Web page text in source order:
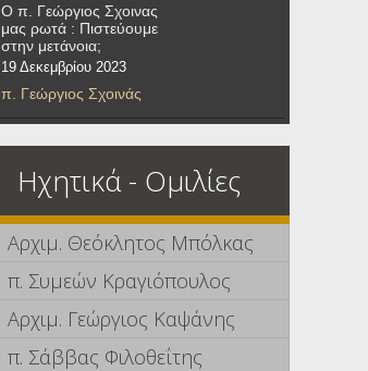
Ο π. Γεώργιος Σχοινας
μας ρωτά : Πιστεύουμε
στην μετάνοια;
19 Δεκεμβρίου 2023
π. Γεώργιος Σχοινάς
Ηχητικά - Ομιλίες
Αρχιμ. Θεόκλητος Μπόλκας
π. Συμεών Κραγιόπουλος
Αρχιμ. Γεώργιος Καψάνης
π. Σάββας Φιλοθεΐτης